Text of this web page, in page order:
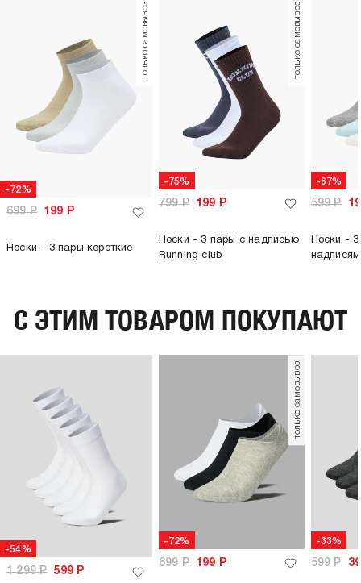
-72%
только самовывоз
699Р 199 Р
Носки - 3 пары короткие
-75%
только самовывоз
799Р 199 Р
Носки - 3 пары с надписью
Running club
-67%
599Р
Носки - 3
C ЭТИМ ТОВАРОМ ПОКУПАЮТ
-54%
1 299Р 599 Р
-72%
только самовывоз
699Р 199 Р
-33%
599Р